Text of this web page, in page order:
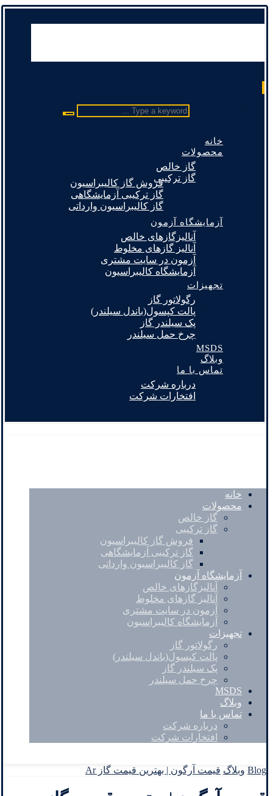
خانه
محصولات
گاز خالص
گاز ترکیبیفروش گاز کالیبراسیون
گاز ترکیبی آزمایشگاهی
گاز کالیبراسیون وارداتی
آزمایشگاه آزمون
آنالیزگازهای خالص
آنالیز گازهای مخلوط
آزمون در سایت مشتری
آزمایشگاه کالیبراسیون
تجهیزات
رگولاتور گاز
پالت کپسول(باندل سیلندر)
پک سیلندر گاز
چرخ حمل سیلندر
MSDS
وبلاگ
تماس با ما
درباره شرکت
افتخارات شرکت
خانه
محصولات
گاز خالص
گاز ترکیبی
فروش گاز کالیبراسیون
گاز ترکیبی آزمایشگاهی
گاز کالیبراسیون وارداتی
آزمایشگاه آزمون
آنالیزگازهای خالص
آنالیز گازهای مخلوط
آزمون در سایت مشتری
آزمایشگاه کالیبراسیون
تجهیزات
رگولاتور گاز
پالت کپسول(باندل سیلندر)
پک سیلندر گاز
چرخ حمل سیلندر
MSDS
وبلاگ
تماس با ما
درباره شرکت
افتخارات شرکت
Blog وبلاگ قیمت آرگون | بهترین قیمت گاز Ar